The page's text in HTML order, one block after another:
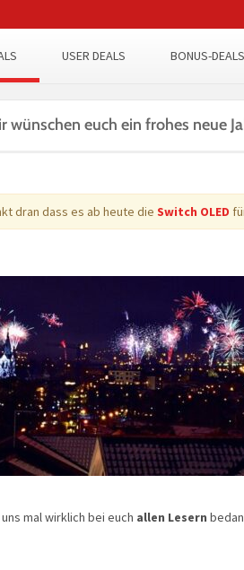
USER DEALS BONUS-DEALS
wünschen euch ein frohes neue
dran dass es ab heute dieSwitch OLED
mal wirklich bei euch allen Lesern